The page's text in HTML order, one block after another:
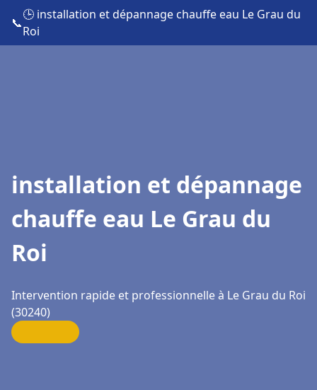
📞
🕒 installation et dépannage chauffe eau Le Grau du
Roi
installation et dépannage
chauffe eau Le Grau du
Roi
Intervention rapide et professionnelle à Le Grau du Roi
(30240)